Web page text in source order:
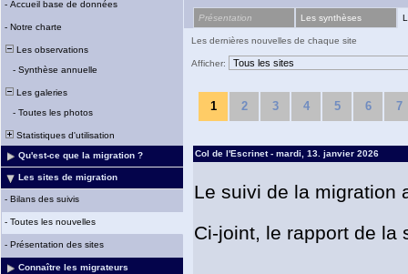
- Accueil base de données
- Notre charte
Les observations
- Synthèse annuelle
Les galeries
- Toutes les photos
Statistiques d'utilisation
Qu'est-ce que la migration ?
Les sites de migration
- Bilans des suivis
- Toutes les nouvelles
- Présentation des sites
Connaître les migrateurs
Présentation Les synthèses
Les dernières nouvelles de chaque site
Afficher:
1 2 3 4 5 6 7
Col de l'Escrinet - mardi, 13. janvier 2026
Le suivi de la migration
Ci-joint, le rapport de la